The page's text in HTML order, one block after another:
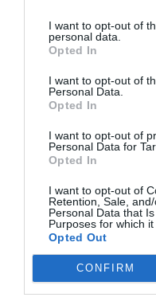
I want to opt-out of
personal data.
Opted In
I want to opt-out of
Personal Data.
Opted In
I want to opt-out of
Personal Data for
Opted In
I want to opt-out of
Retention, Sale,
Personal Data that
Purposes for which it
Opted Out
CONFIRM